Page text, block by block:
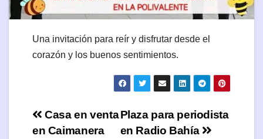
Una invitación para reír y disfrutar desde el
corazón y los buenos sentimientos.
NavegaciónPlaza para periodista
en Radio Bahía
Casa en venta
en Caimanera